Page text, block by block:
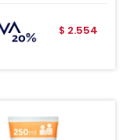
$ 2.554